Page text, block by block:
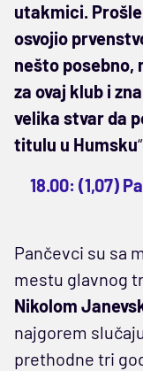
utakmici.
osvojio
nešto posebno,
za ovaj klub i
velika stvar da
titulu u Humsku
18.00: (1,07)
Pančevci su sa
mestu glavnog
Nikolom
najgorem
prethodne tri